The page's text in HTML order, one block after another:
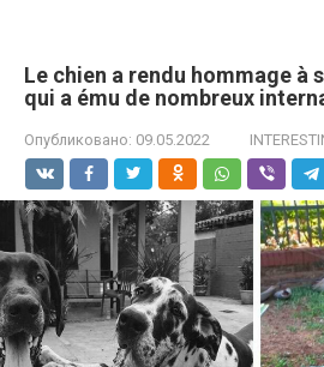
Le chien a rendu hommage à
qui a ému de nombreux
Опубликовано: 09.05.2022